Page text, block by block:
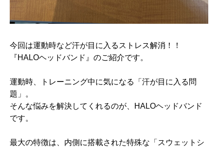
今回は運動時など汗が目に入るストレス解消！！
『HALOヘッドバンド』のご紹介です。
運動時、トレーニング中に気になる「汗が目に入る問
題」。
そんな悩みを解決してくれるのが、HALOヘッドバンド
です。
最大の特徴は、内側に搭載された特殊な「スウェットシ